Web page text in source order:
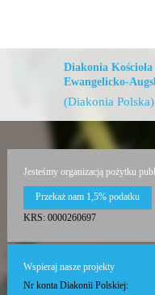
Diakonia Kościoła
Ewangelicko-
(Diakonia Polska)
Jesteśmy organizacją pożytku
Przekaż nam 1,5% podatku
KRS: 0000260697
Wspieraj nasze projekty
Nr konta Diakonii Polskiej: